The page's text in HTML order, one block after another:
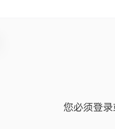
您必须登